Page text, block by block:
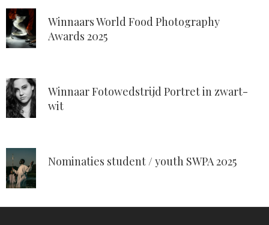
Winnaars World Food Photography
Awards 2025
Winnaar Fotowedstrijd Portret in zwart-
wit
Nominaties student / youth SWPA 2025